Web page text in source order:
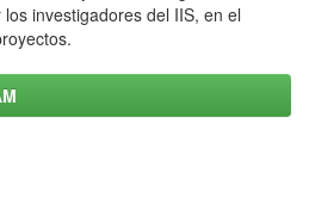
investigadores del IIS, en el